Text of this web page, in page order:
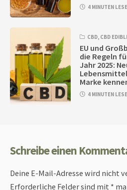
4 MINUTEN
CBD, CBD
EU und
die Regeln
Jahr 2025:
Marke
4 MINUTEN
Schreibe einen
Deine E-Mail-Adresse wird nicht
Erforderliche Felder sind mit *